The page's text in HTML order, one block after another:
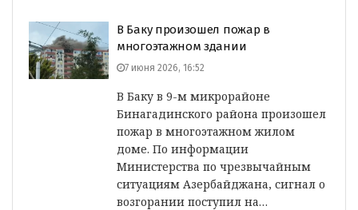
В Баку произошел пожар в
многоэтажном здании
7 июня 2026, 16:52
В Баку в 9-м микрорайоне
Бинагадинского района произошел
пожар в многоэтажном жилом
доме. По информации
Министерства по чрезвычайным
ситуациям Азербайджана, сигнал о
возгорании поступил на…